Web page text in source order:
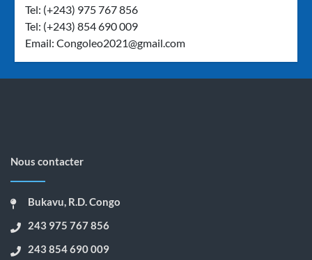
Tel: (+243) 975 767 856
Tel: (+243) 854 690 009
Email:Congoleo2021@gmail.com
Nous contacter
Bukavu, R.D. Congo
243 975 767 856
243 854 690 009